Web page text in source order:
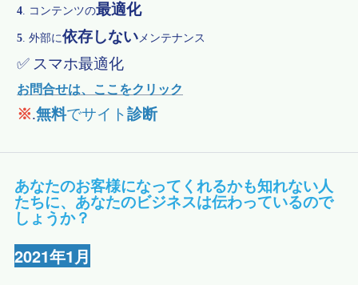
4. コンテンツの最適化
5. 外部に依存しないメンテナンス
✅ スマホ最適化
お問合せは、ここをクリック
※.無料でサイト診断
あなたのお客様になってくれるかも知れない人
たちに、あなたのビジネスは伝わっているので
しょうか？
2021年1月